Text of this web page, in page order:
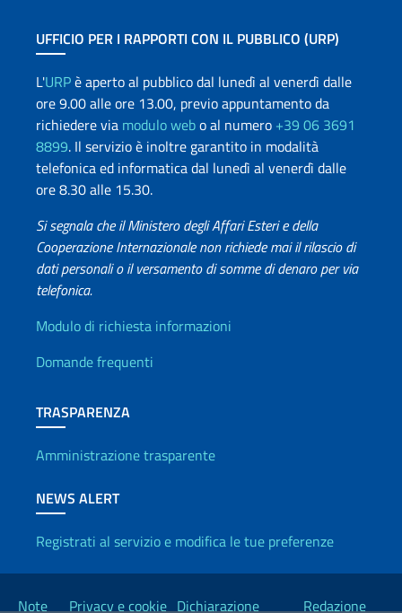
UFFICIO PER I RAPPORTI CON IL PUBBLICO (URP)
L'URPè aperto al pubblico dal lunedì al venerdì dalle
ore 9.00 alle ore 13.00, previo appuntamento da
richiedere via modulo webo al numero +39 06 3691
8899. Il servizio è inoltre garantito in modalità
telefonica ed informatica dal lunedì al venerdì dalle
ore 8.30 alle 15.30.
Si segnala che il Ministero degli Affari Esteri e della
Cooperazione Internazionale non richiede mai il rilascio di
dati personali o il versamento di somme di denaro per via
telefonica.
Info utili
Modulo di richiesta informazioni
Domande frequenti
TRASPARENZA
Amministrazione trasparente
NEWS ALERT
Registrati al servizio e modifica le tue preferenze
Link Utili
Note Privacy e cookie Dichiarazione Redazione